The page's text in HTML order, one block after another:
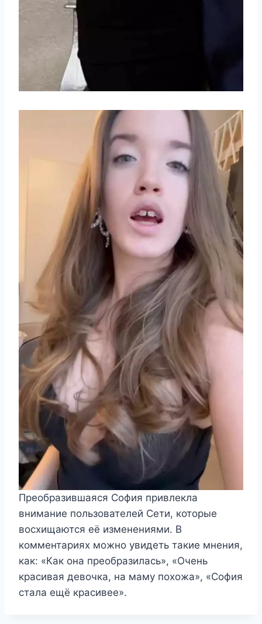
Преобразившаяся София привлекла
внимание пользователей Сети, которые
восхищаются её изменениями. В
комментариях можно увидеть такие мнения,
как: «Как она преобразилась», «Очень
красивая девочка, на маму похожа», «София
стала ещё красивее».